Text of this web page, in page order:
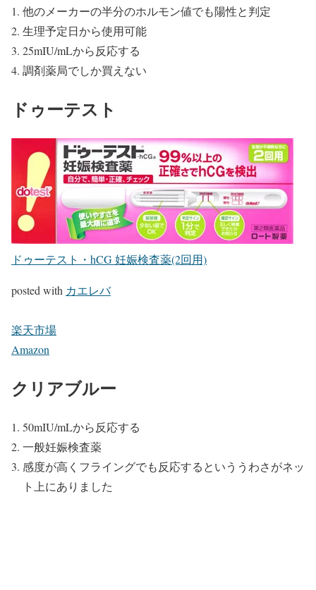
他のメーカーの半分のホルモン値でも陽性と判定
生理予定日から使用可能
25mIU/mLから反応する
調剤薬局でしか買えない
ドゥーテスト
ドゥーテスト・hCG 妊娠検査薬(2回用)
posted with カエレバ
楽天市場
Amazon
クリアブルー
50mIU/mLから反応する
一般妊娠検査薬
感度が高くフライングでも反応するといううわさがネッ
ト上にありました